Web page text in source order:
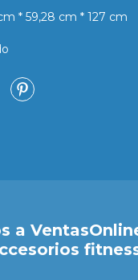
* 59,28 cm * 127 cm
a